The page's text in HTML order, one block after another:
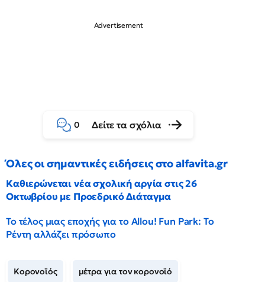
0 Δείτε τα σχόλια
Όλες οι σημαντικές ειδήσεις στο alfavita.gr
Καθιερώνεται νέα σχολική αργία στις 26
Οκτωβρίου με Προεδρικό Διάταγμα
Το τέλος μιας εποχής για το Allou! Fun Park: Το
Ρέντη αλλάζει πρόσωπο
Κορονοϊός μέτρα για τον κορονοϊό